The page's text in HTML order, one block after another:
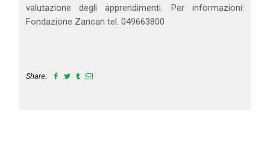
valutazione degli apprendimenti. Per informazioni:
Fondazione Zancan tel. 049663800
Share: